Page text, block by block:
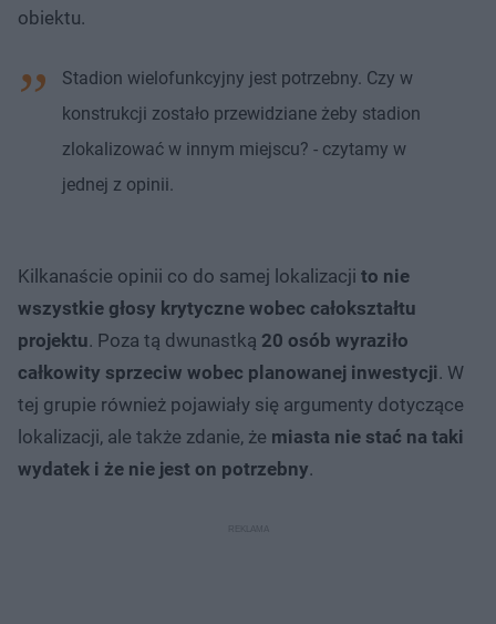
obiektu.
Stadion wielofunkcyjny jest potrzebny. Czy w
konstrukcji zostało przewidziane żeby stadion
zlokalizować w innym miejscu? - czytamy w
jednej z opinii.
Kilkanaście opinii co do samej lokalizacji to nie
wszystkie głosy krytyczne wobec całokształtu
projektu. Poza tą dwunastką 20 osób wyraziło
całkowity sprzeciw wobec planowanej inwestycji. W
tej grupie również pojawiały się argumenty dotyczące
lokalizacji, ale także zdanie, że miasta nie stać na taki
wydatek i że nie jest on potrzebny.